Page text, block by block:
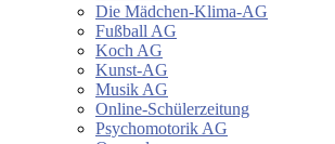
Die Mädchen-Klima-AG
Fußball AG
Koch AG
Kunst-AG
Musik AG
Online-Schülerzeitung
Psychomotorik AG